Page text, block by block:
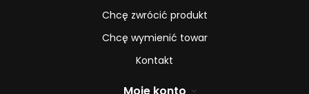
Chcę zwrócić produkt
Chcę wymienić towar
Kontakt